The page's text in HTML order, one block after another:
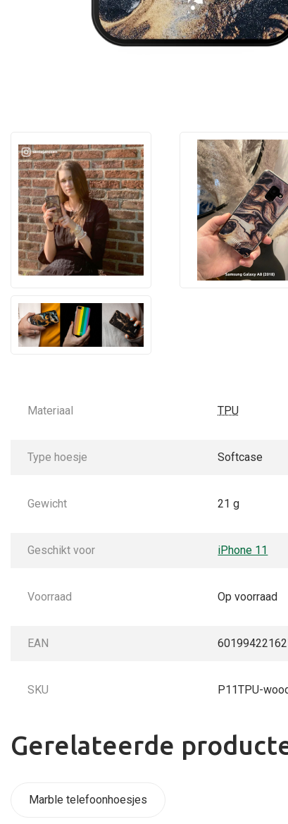
Materiaal TPU
Type hoesje Softcase
Gewicht 21 g
Geschikt voor iPhone 11
Voorraad Op voorraad
EAN
SKU P11TPU-
Gerelateerde
Marble telefoonhoesjes